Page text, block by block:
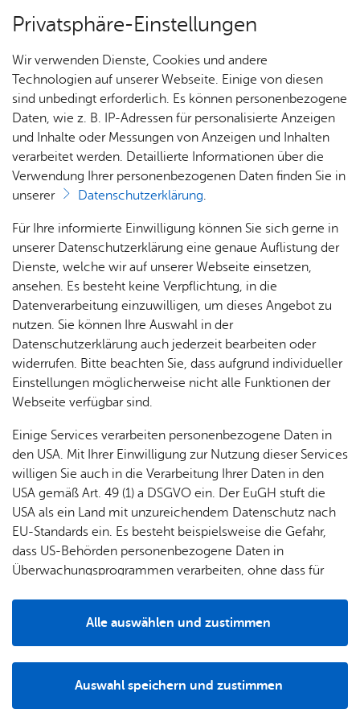
Heute
Orte
Spiel- und Bolz­platz Werth­
mann­stra­ße
Alle Ver­an­stal­tun­gen an die­sem Ver­an­stal­tungs­ort
Es wur­den keine Ver­an­stal­tun­gen ge­fun­den.
Spiel- und Bolz­platz Werth­mann­stra­ße
Werth­mann­stra­ße
88045Fried­richs­ha­fen
Rou­ten­pla­ner star­ten
Alle Standorte anzeigen
groß 1600 m²
Spielmöglichkeiten:Schaukeln, Rutschen, Wippen,
Wasserpumpen, Bolzplatz (2500 m²)
Besonderheiten:Einpunktschaukel
Privatsphäre-Einstellungen
Wir verwenden Dienste, Cookies und andere
Technologien auf unserer Webseite. Einige von diesen
sind unbedingt erforderlich. Es können personenbezogene
Daten, wie z. B. IP-Adressen für personalisierte Anzeigen
und Inhalte oder Messungen von Anzeigen und Inhalten
verarbeitet werden. Detaillierte Informationen über die
Verwendung Ihrer personenbezogenen Daten finden Sie in
unserer
Datenschutzerklärung.
Für Ihre informierte Einwilligung können Sie sich gerne in
unserer Datenschutzerklärung eine genaue Auflistung der
Dienste, welche wir auf unserer Webseite einsetzen,
ansehen. Es besteht keine Verpflichtung, in die
Datenverarbeitung einzuwilligen, um dieses Angebot zu
nutzen. Sie können Ihre Auswahl in der
Datenschutzerklärung auch jederzeit bearbeiten oder
widerrufen. Bitte beachten Sie, dass aufgrund individueller
Einstellungen möglicherweise nicht alle Funktionen der
Webseite verfügbar sind.
Einige Services verarbeiten personenbezogene Daten in
den USA. Mit Ihrer Einwilligung zur Nutzung dieser Services
willigen Sie auch in die Verarbeitung Ihrer Daten in den
USA gemäß Art. 49 (1) a DSGVO ein. Der EuGH stuft die
USA als ein Land mit unzureichendem Datenschutz nach
EU-Standards ein. Es besteht beispielsweise die Gefahr,
dass US-Behörden personenbezogene Daten in
Überwachungsprogrammen verarbeiten, ohne dass für
Auswahl speichern und zustimmen
Alle auswählen und zustimmen